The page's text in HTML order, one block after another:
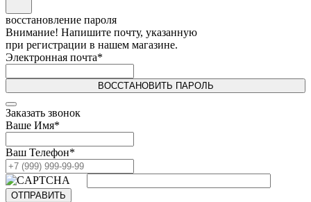
восстановление пароля
Внимание! Напишите почту, указанную
при регистрации в нашем магазине.
Электронная почта*
ВОССТАНОВИТЬ ПАРОЛЬ
Заказать звонок
Ваше Имя*
Ваш Телефон*
ОТПРАВИТЬ